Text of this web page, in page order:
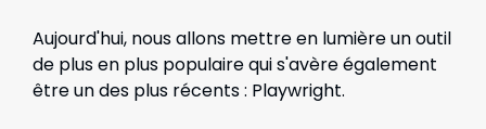
Aujourd'hui, nous allons mettre en lumière un outil
de plus en plus populaire qui s'avère également
être un des plus récents : Playwright.